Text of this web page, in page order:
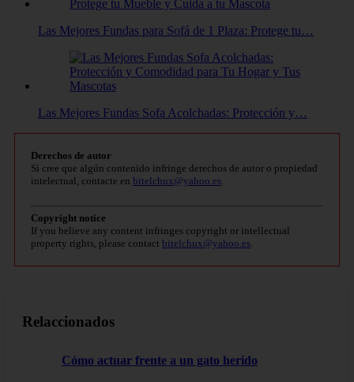
Las Mejores Fundas para Sofá de 1 Plaza: Protege tu…
Las Mejores Fundas Sofa Acolchadas: Protección y…
Derechos de autor
Si cree que algún contenido infringe derechos de autor o propiedad
intelectual, contacte en bitelchux@yahoo.es.
Copyright notice
If you believe any content infringes copyright or intellectual
property rights, please contact bitelchux@yahoo.es.
Relaccionados
Cómo actuar frente a un gato herido